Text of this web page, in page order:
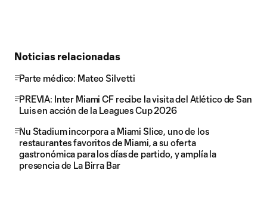
Noticias relacionadas
Parte médico: Mateo Silvetti
PREVIA: Inter Miami CF recibe la visita del Atlético de San
Luis en acción de la Leagues Cup 2026
Nu Stadium incorpora a Miami Slice, uno de los
restaurantes favoritos de Miami, a su oferta
gastronómica para los días de partido, y amplía la
presencia de La Birra Bar